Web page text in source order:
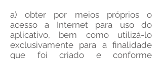
a) obter por meios próprios o
acesso a Internet para uso do
aplicativo, bem como utilizá-lo
exclusivamente para a finalidade
que foi criado e conforme